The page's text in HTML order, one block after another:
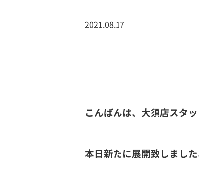
2021.08.17
こんばんは、大須店スタッ
本日新たに展開致しまし